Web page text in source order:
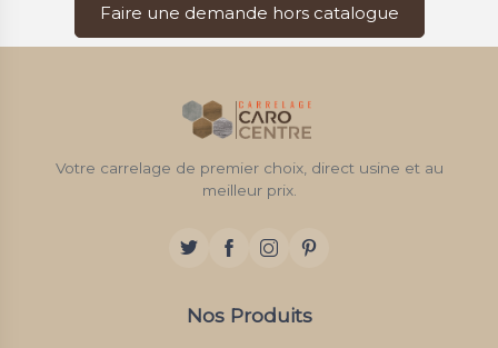
Faire une demande hors catalogue
Votre carrelage de premier choix, direct usine et au
meilleur prix.
Nos Produits